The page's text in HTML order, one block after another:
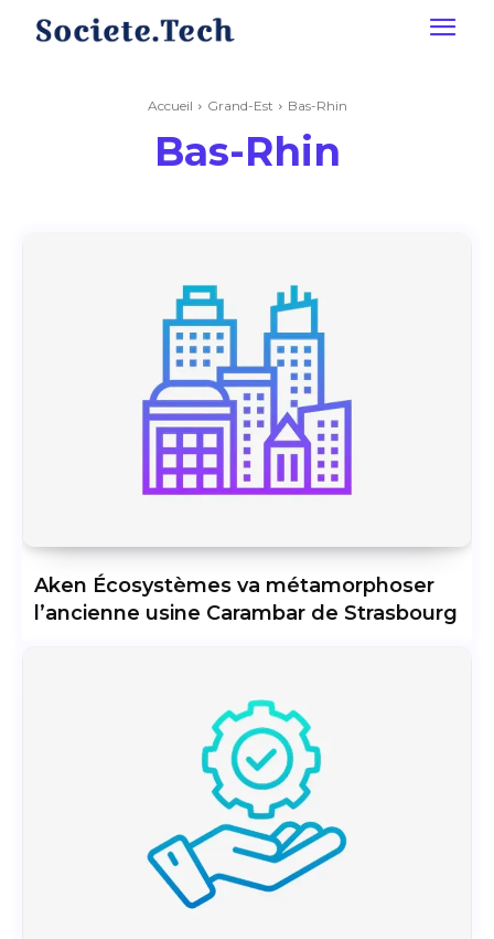
Accueil Grand-Est Bas-Rhin
Bas-Rhin
Aken Écosystèmes va métamorphoser
l’ancienne usine Carambar de Strasbourg